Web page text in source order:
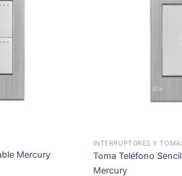
Mercury
INTERRUPTORES Y
Toma Teléfono
Mercury